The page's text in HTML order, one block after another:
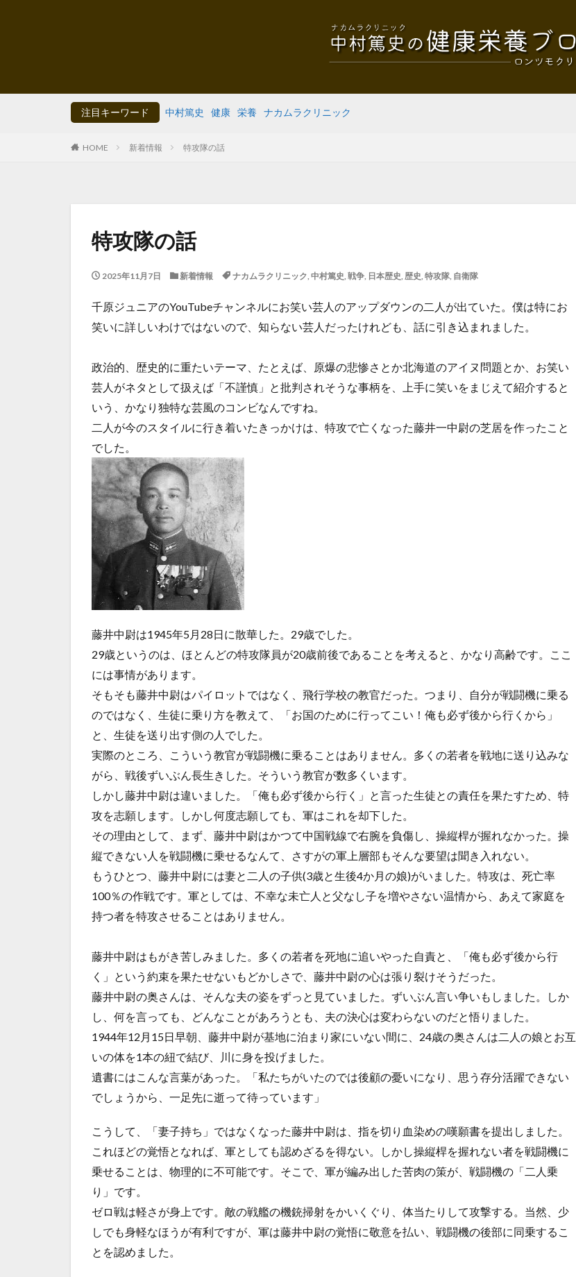
注目キーワード 中村篤史 健康 栄養 ナカムラクリニック
HOME 新着情報 特攻隊の話
特攻隊の話
2025年11月7日 新着情報 ナカムラクリニック, 中村篤史, 戦争, 日本歴史, 歴史, 特攻隊, 自衛隊
千原ジュニアのYouTubeチャンネルにお笑い芸人のアップダウンの二人が出ていた。僕は特にお
笑いに詳しいわけではないので、知らない芸人だったけれども、話に引き込まれました。
政治的、歴史的に重たいテーマ、たとえば、原爆の悲惨さとか北海道のアイヌ問題とか、お笑い
芸人がネタとして扱えば「不謹慎」と批判されそうな事柄を、上手に笑いをまじえて紹介すると
いう、かなり独特な芸風のコンビなんですね。
二人が今のスタイルに行き着いたきっかけは、特攻で亡くなった藤井一中尉の芝居を作ったこと
でした。
藤井中尉は1945年5月28日に散華した。29歳でした。
29歳というのは、ほとんどの特攻隊員が20歳前後であることを考えると、かなり高齢です。ここ
には事情があります。
そもそも藤井中尉はパイロットではなく、飛行学校の教官だった。つまり、自分が戦闘機に乗る
のではなく、生徒に乗り方を教えて、「お国のために行ってこい！俺も必ず後から行くから」
と、生徒を送り出す側の人でした。
実際のところ、こういう教官が戦闘機に乗ることはありません。多くの若者を戦地に送り込みな
がら、戦後ずいぶん長生きした。そういう教官が数多くいます。
しかし藤井中尉は違いました。「俺も必ず後から行く」と言った生徒との責任を果たすため、特
攻を志願します。しかし何度志願しても、軍はこれを却下した。
その理由として、まず、藤井中尉はかつて中国戦線で右腕を負傷し、操縦桿が握れなかった。操
縦できない人を戦闘機に乗せるなんて、さすがの軍上層部もそんな要望は聞き入れない。
もうひとつ、藤井中尉には妻と二人の子供(3歳と生後4か月の娘)がいました。特攻は、死亡率
100％の作戦です。軍としては、不幸な未亡人と父なし子を増やさない温情から、あえて家庭を
持つ者を特攻させることはありません。
藤井中尉はもがき苦しみました。多くの若者を死地に追いやった自責と、「俺も必ず後から行
く」という約束を果たせないもどかしさで、藤井中尉の心は張り裂けそうだった。
藤井中尉の奥さんは、そんな夫の姿をずっと見ていました。ずいぶん言い争いもしました。しか
し、何を言っても、どんなことがあろうとも、夫の決心は変わらないのだと悟りました。
1944年12月15日早朝、藤井中尉が基地に泊まり家にいない間に、24歳の奥さんは二人の娘とお互
いの体を1本の紐で結び、川に身を投げました。
遺書にはこんな言葉があった。「私たちがいたのでは後顧の憂いになり、思う存分活躍できない
でしょうから、一足先に逝って待っています」
こうして、「妻子持ち」ではなくなった藤井中尉は、指を切り血染めの嘆願書を提出しました。
これほどの覚悟となれば、軍としても認めざるを得ない。しかし操縦桿を握れない者を戦闘機に
乗せることは、物理的に不可能です。そこで、軍が編み出した苦肉の策が、戦闘機の「二人乗
り」です。
ゼロ戦は軽さが身上です。敵の戦艦の機銃掃射をかいくぐり、体当たりして攻撃する。当然、少
しでも身軽なほうが有利ですが、軍は藤井中尉の覚悟に敬意を払い、戦闘機の後部に同乗するこ
とを認めました。